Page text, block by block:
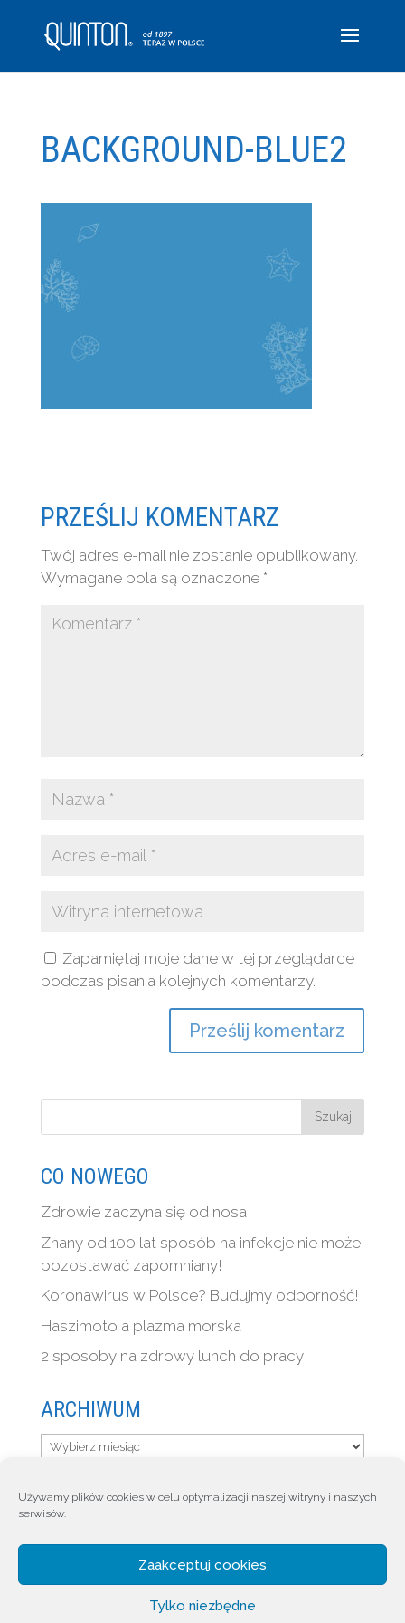
Używamy plików cookies w celu optymalizacji naszej witryny i naszych
serwisów.
Zaakceptuj cookies
Tylko niezbędne
BACKGROUND-BLUE2
PRZEŚLIJ KOMENTARZ
Twój adres e-mail nie zostanie opublikowany.
Wymagane pola są oznaczone *
Zapamiętaj moje dane w tej przeglądarce
podczas pisania kolejnych komentarzy.
CO NOWEGO
Zdrowie zaczyna się od nosa
Znany od 100 lat sposób na infekcje nie może
pozostawać zapomniany!
Koronawirus w Polsce? Budujmy odporność!
Haszimoto a plazma morska
2 sposoby na zdrowy lunch do pracy
ARCHIWUM
Archiwum
Quinton Blog
SKLEP
KONTAKT
Moje konto
Polityka prywatności
Polityka plików cookies (EU)